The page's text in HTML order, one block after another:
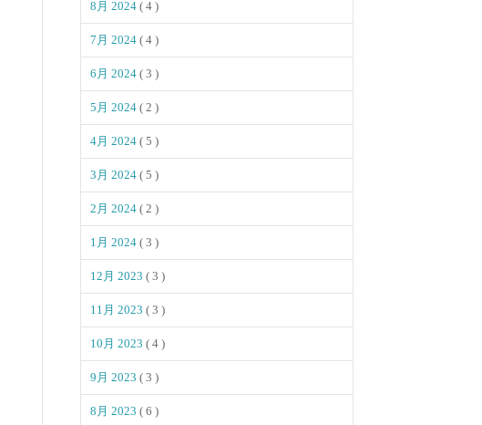
8月 2024 ( 4 )
7月 2024 ( 4 )
6月 2024 ( 3 )
5月 2024 ( 2 )
4月 2024 ( 5 )
3月 2024 ( 5 )
2月 2024 ( 2 )
1月 2024 ( 3 )
12月 2023 ( 3 )
11月 2023 ( 3 )
10月 2023 ( 4 )
9月 2023 ( 3 )
8月 2023 ( 6 )